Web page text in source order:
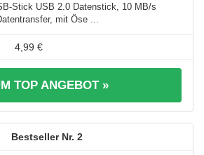
Stick USB 2.0 Datenstick, 10 MB/s
mit Öse ...
4,99 €
TOP ANGEBOT »
2